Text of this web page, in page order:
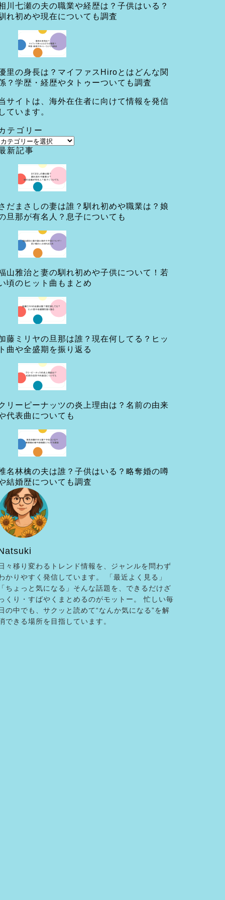
川七瀬の夫の職業や経歴は？子供はいる？
れ初めや現在についても調査
里の身長は？マイファスHiroとはどんな関
？学歴・経歴やタトゥーついても調査
サイトは、海外在住者に向けて情報を発信
ています。
テゴリー
新記事
だまさしの妻は誰？馴れ初めや職業は？娘
旦那が有名人？息子についても
山雅治と妻の馴れ初めや子供について！若
頃のヒット曲もまとめ
藤ミリヤの旦那は誰？現在何してる？ヒッ
曲や全盛期を振り返る
リーピーナッツの炎上理由は？名前の由来
代表曲についても
名林檎の夫は誰？子供はいる？略奪婚の噂
結婚歴についても調査
々移り変わるトレンド情報を、ジャンルを問わず
かりやすく発信しています。 「最近よく見る」
ちょっと気になる」そんな話題を、できるだけざ
くり・すばやくまとめるのがモットー。 忙しい毎
の中でも、サクッと読めて“なんか気になる”を解
できる場所を目指しています。